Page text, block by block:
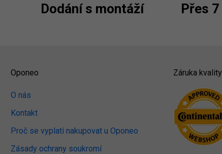
Dodání s montáží Přes
Oponeo
O nás
Kontakt
Proč se vyplatí nakupovat u Oponeo
Zásady ochrany soukromí
Záruka